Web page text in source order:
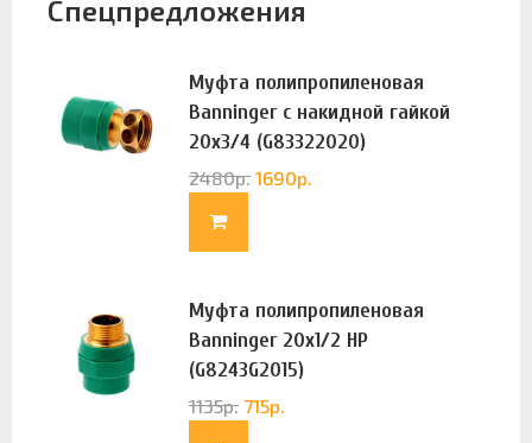
Спецпредложения
Муфта полипропиленовая
Banninger с накидной гайкой
20х3/4 (G83322020)
2480р. 1690р.
Муфта полипропиленовая
Banninger 20х1/2 НР
(G8243G2015)
1135р. 715р.